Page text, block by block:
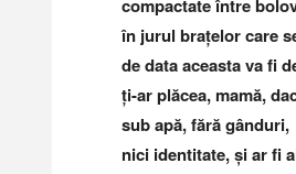
compactate între
în jurul brațelor care
de data aceasta va fi
ți-ar plăcea, mamă,
sub apă, fără gânduri,
nici identitate, și ar fi